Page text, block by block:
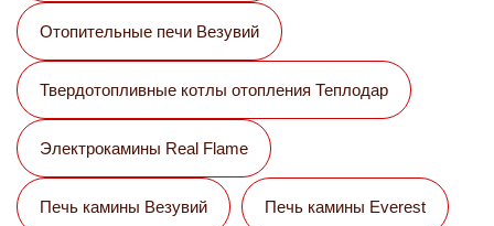
Отопительные печи Везувий
Твердотопливные котлы отопления Теплодар
Электрокамины Real Flame
Печь камины Везувий Печь камины Everest